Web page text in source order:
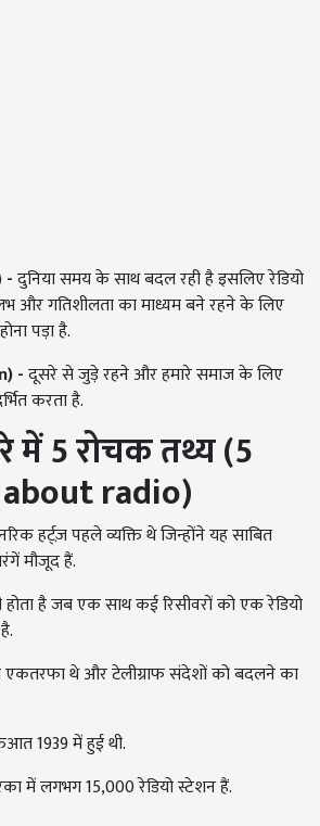
-दुनिया समय के साथ बदल रही है इसलिए रेडियो
और गतिशीलता का माध्यम बने रहने के लिए
पड़ा है.
-दूसरे से जुड़े रहने और हमारे समाज के लिए
करता है.
में5रोचक तथ्य (5
radio)
हर्ट्ज़ पहले व्यक्ति थे जिन्होंने यह साबित
मौजूद हैं.
है जब एक साथ कई रिसीवरों को एक रेडियो
एकतरफा थे और टेलीग्राफ संदेशों को बदलने का
1939 में हुई थी.
में लगभग 15,000 रेडियो स्टेशन हैं.